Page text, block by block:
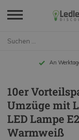
An
10er
Umzüge mit
LED Lampe
Warmweiß